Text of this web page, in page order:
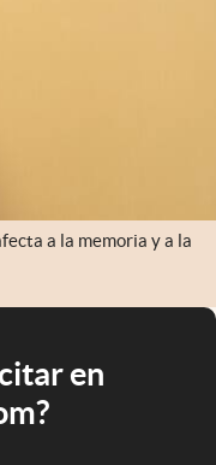
a la memoria y a la
en